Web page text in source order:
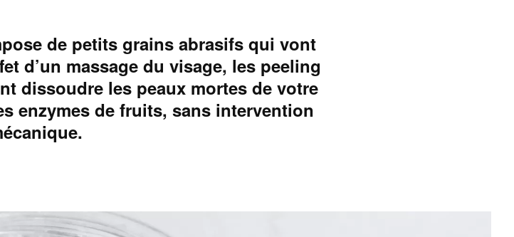
de petits grains abrasifs qui vont
d’un massage du visage, les peeling
dissoudre les peaux mortes de votre
enzymes de fruits, sans intervention